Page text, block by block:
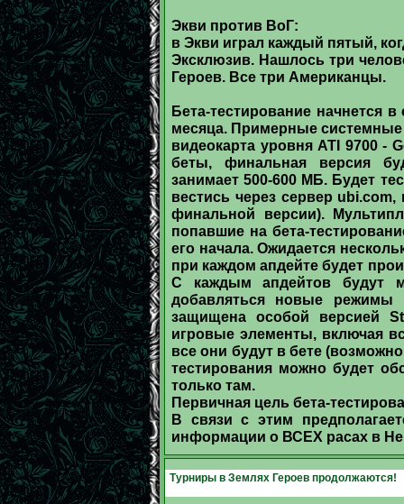
Экви против ВоГ:
в Экви играл каждый пятый,
Эксклюзив. Нашлось три
Героев. Все три Американцы.
Бета-тестирование начнется
месяца. Примерные системные
видеокарта уровня ATI 9700 -
беты, финальная версия
занимает 500-600 МБ. Будет
вестись через сервер ubi.com,
финальной версии).
попавшие на бета-
его начала. Ожидается
при каждом апдейте будет
С каждым апдейтов будут
добавляться новые режимы
защищена особой версией
игровые элементы, включая
все они будут в бете
тестирования можно будет
только там.
Первичная цель бета-
В связи с этим
информации о ВСЕХ расах в
Турниры в Землях Героев продолжаются!